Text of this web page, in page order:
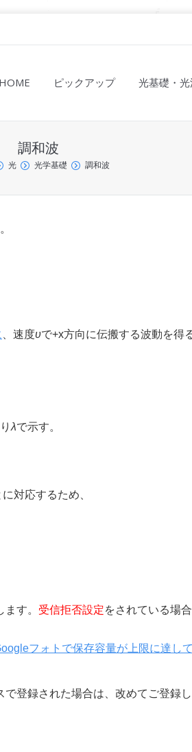
HOME ピックアップ 光基礎・
調和波
光 光学基礎 調和波
、速度υで+x方向に伝搬する波動を得
λで示す。
対応するため、
す。 受信拒否設定をされている場
フォトで保存容量が上限に達し
で登録された場合は、改めてご登録